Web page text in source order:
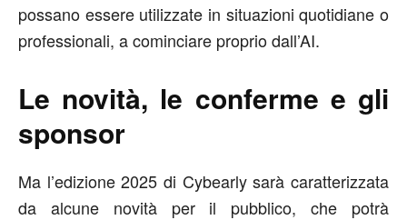
possano essere utilizzate in situazioni quotidiane o
professionali, a cominciare proprio dall’AI.
Le novità, le conferme e gli
sponsor
Ma l’edizione 2025 di Cybearly sarà caratterizzata
da alcune novità per il pubblico, che potrà